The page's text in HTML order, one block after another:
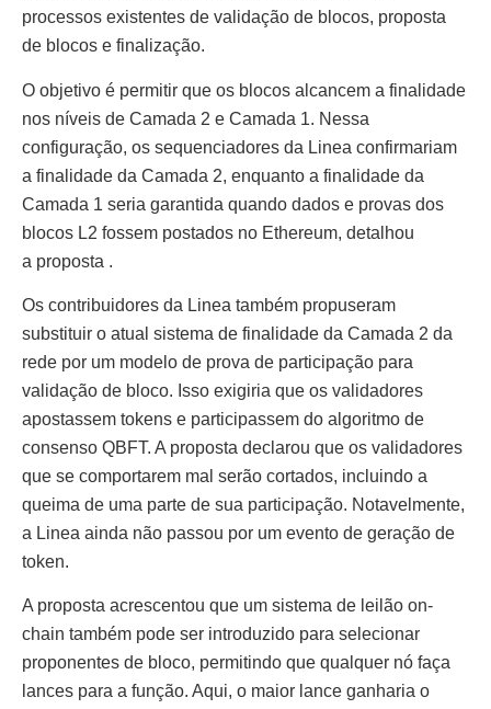
processos existentes de validação de blocos, proposta
de blocos e finalização.
O objetivo é permitir que os blocos alcancem a finalidade
nos níveis de Camada 2 e Camada 1. Nessa
configuração, os sequenciadores da Linea confirmariam
a finalidade da Camada 2, enquanto a finalidade da
Camada 1 seria garantida quando dados e provas dos
blocos L2 fossem postados no Ethereum, detalhou
a proposta .
Os contribuidores da Linea também propuseram
substituir o atual sistema de finalidade da Camada 2 da
rede por um modelo de prova de participação para
validação de bloco. Isso exigiria que os validadores
apostassem tokens e participassem do algoritmo de
consenso QBFT. A proposta declarou que os validadores
que se comportarem mal serão cortados, incluindo a
queima de uma parte de sua participação. Notavelmente,
a Linea ainda não passou por um evento de geração de
token.
A proposta acrescentou que um sistema de leilão on-
chain também pode ser introduzido para selecionar
proponentes de bloco, permitindo que qualquer nó faça
lances para a função. Aqui, o maior lance ganharia o